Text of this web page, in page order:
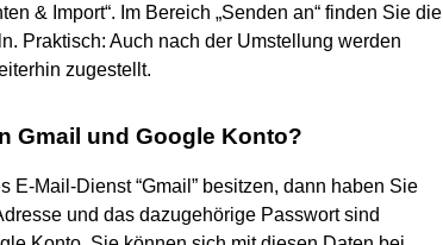
& Import“. Im Bereich „Senden an“ finden Sie die
Praktisch: Auch nach der Umstellung werden
zugestellt.
Gmail und Google Konto?
Mail-Dienst “Gmail” besitzen, dann haben Sie
und das dazugehörige Passwort sind